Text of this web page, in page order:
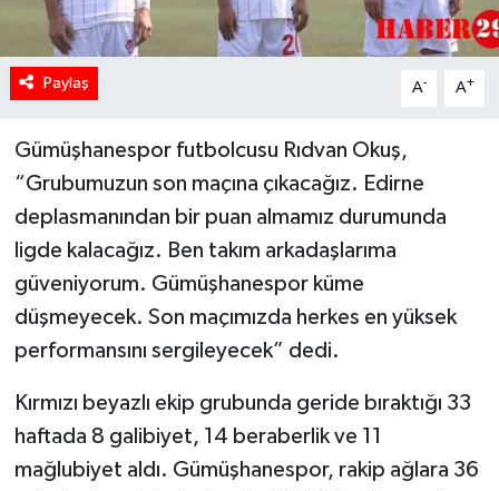
Paylaş A- A+
Gümüşhanespor futbolcusu Rıdvan Okuş,
“Grubumuzun son maçına çıkacağız. Edirne
deplasmanından bir puan almamız durumunda
ligde kalacağız. Ben takım arkadaşlarıma
güveniyorum. Gümüşhanespor küme
düşmeyecek. Son maçımızda herkes en yüksek
performansını sergileyecek” dedi.
Kırmızı beyazlı ekip grubunda geride bıraktığı 33
haftada 8 galibiyet, 14 beraberlik ve 11
mağlubiyet aldı. Gümüşhanespor, rakip ağlara 36